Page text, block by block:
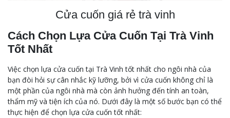
Cửa cuốn giá rẻ trà vinh
Cách Chọn Lựa Cửa Cuốn Tại Trà Vinh
Tốt Nhất
Việc chọn lựa cửa cuốn tại Trà Vinh tốt nhất cho ngôi nhà của
bạn đòi hỏi sự cân nhắc kỹ lưỡng, bởi vì cửa cuốn không chỉ là
một phần của ngôi nhà mà còn ảnh hưởng đến tính an toàn,
thẩm mỹ và tiện ích của nó. Dưới đây là một số bước bạn có thể
thực hiện để chọn lựa cửa cuốn tốt nhất: